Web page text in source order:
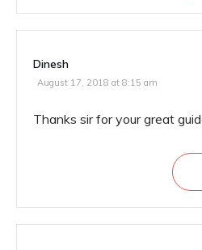
Dinesh
August 17, 2018 at 8:15 am
Thanks sir for your great